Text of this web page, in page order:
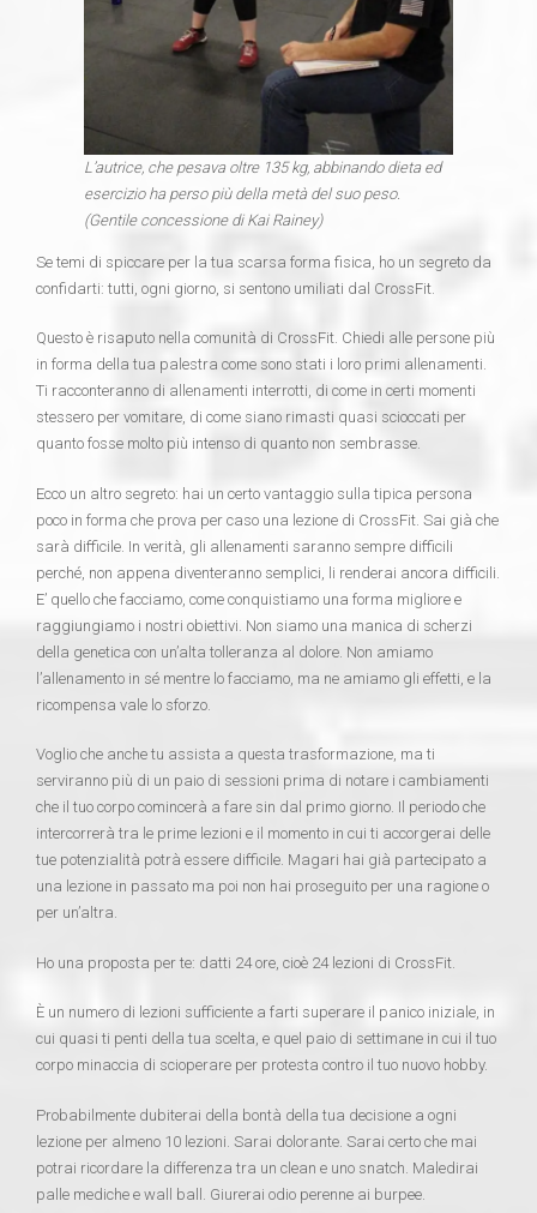
L’autrice, che pesava oltre 135 kg, abbinando dieta ed
esercizio ha perso più della metà del suo peso.
(Gentile concessione di Kai Rainey)
Se temi di spiccare per la tua scarsa forma fisica, ho un segreto da
confidarti: tutti, ogni giorno, si sentono umiliati dal CrossFit.
Questo è risaputo nella comunità di CrossFit. Chiedi alle persone più
in forma della tua palestra come sono stati i loro primi allenamenti.
Ti racconteranno di allenamenti interrotti, di come in certi momenti
stessero per vomitare, di come siano rimasti quasi scioccati per
quanto fosse molto più intenso di quanto non sembrasse.
Ecco un altro segreto: hai un certo vantaggio sulla tipica persona
poco in forma che prova per caso una lezione di CrossFit. Sai già che
sarà difficile. In verità, gli allenamenti saranno sempre difficili
perché, non appena diventeranno semplici, li renderai ancora difficili.
E’ quello che facciamo, come conquistiamo una forma migliore e
raggiungiamo i nostri obiettivi. Non siamo una manica di scherzi
della genetica con un’alta tolleranza al dolore. Non amiamo
l’allenamento in sé mentre lo facciamo, ma ne amiamo gli effetti, e la
ricompensa vale lo sforzo.
Voglio che anche tu assista a questa trasformazione, ma ti
serviranno più di un paio di sessioni prima di notare i cambiamenti
che il tuo corpo comincerà a fare sin dal primo giorno. Il periodo che
intercorrerà tra le prime lezioni e il momento in cui ti accorgerai delle
tue potenzialità potrà essere difficile. Magari hai già partecipato a
una lezione in passato ma poi non hai proseguito per una ragione o
per un’altra.
Ho una proposta per te: datti 24 ore, cioè 24 lezioni di CrossFit.
È un numero di lezioni sufficiente a farti superare il panico iniziale, in
cui quasi ti penti della tua scelta, e quel paio di settimane in cui il tuo
corpo minaccia di scioperare per protesta contro il tuo nuovo hobby.
Probabilmente dubiterai della bontà della tua decisione a ogni
lezione per almeno 10 lezioni. Sarai dolorante. Sarai certo che mai
potrai ricordare la differenza tra un clean e uno snatch. Maledirai
palle mediche e wall ball. Giurerai odio perenne ai burpee.